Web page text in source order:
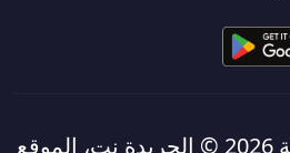
© الجريدة نت، الموقع